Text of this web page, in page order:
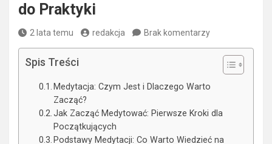
do Praktyki
2 lata temu redakcja Brak komentarzy
Spis Treści
Medytacja: Czym Jest i Dlaczego Warto
Zacząć?
Jak Zacząć Medytować: Pierwsze Kroki dla
Początkujących
Podstawy Medytacji: Co Warto Wiedzieć na